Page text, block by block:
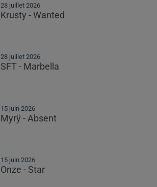
28 juillet 2026
Krusty - Wanted
28 juillet 2026
SFT - Marbella
15 juin 2026
Myrÿ - Absent
15 juin 2026
Onze - Star